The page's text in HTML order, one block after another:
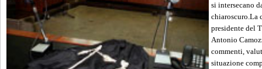
si intersecano
chiaroscuro.La
presidente del
Antonio
commenti,
situazione